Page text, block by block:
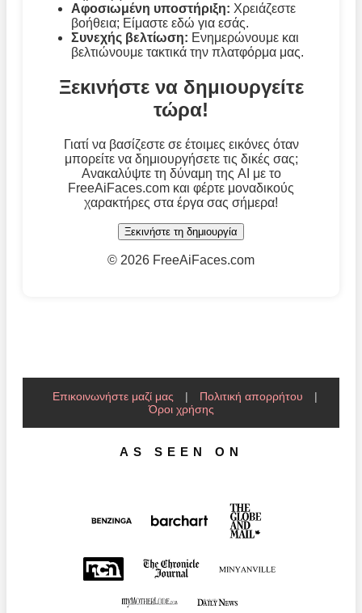
Αφοσιωμένη υποστήριξη: Χρειάζεστε
βοήθεια; Είμαστε εδώ για εσάς.
Συνεχής βελτίωση: Ενημερώνουμε και
βελτιώνουμε τακτικά την πλατφόρμα μας.
Ξεκινήστε να δημιουργείτε
τώρα!
Γιατί να βασίζεστε σε έτοιμες εικόνες όταν
μπορείτε να δημιουργήσετε τις δικές σας;
Ανακαλύψτε τη δύναμη της AI με το
FreeAiFaces.com και φέρτε μοναδικούς
χαρακτήρες στα έργα σας σήμερα!
Ξεκινήστε τη δημιουργία
© 2026 FreeAiFaces.com
Επικοινωνήστε μαζί μας | Πολιτική απορρήτου
|
Όροι χρήσης
AS SEEN ON